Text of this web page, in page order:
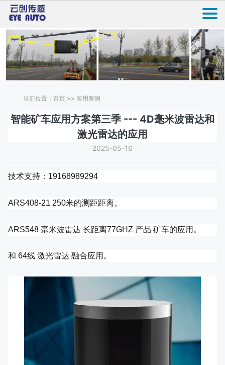
当前位置：首页 >> 应用案例
智能矿车应用方案第三季 --- 4D毫米波雷达和
激光雷达的应用
2025-05-16
技术支持：19168989294
ARS408-21 250米的测距距离。
ARS548 毫米波雷达 长距离77GHZ 产品 矿车的应用。
和 64线 激光雷达 融合应用。